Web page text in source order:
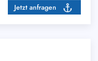
Jetzt anfragen